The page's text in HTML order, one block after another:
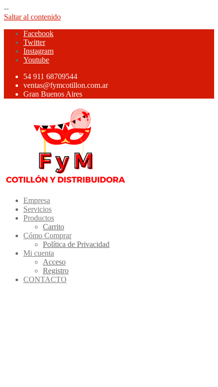
--
Saltar al contenido
Facebook
Twitter
Instagram
Youtube
54 911 68709544
ventas@fymcotillon.com.ar
Gran Buenos Aires
Empresa
Servicios
Productos
Carrito
Cómo Comprar
Política de Privacidad
Mi cuenta
Acceso
Registro
CONTACTO